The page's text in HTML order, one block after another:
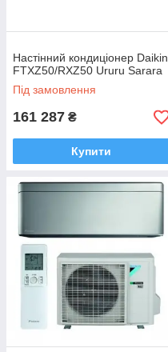
Настінний кондиціонер Daikin
FTXZ50/RXZ50 Ururu Sarara
Під замовлення
161 287 ₴
Купити